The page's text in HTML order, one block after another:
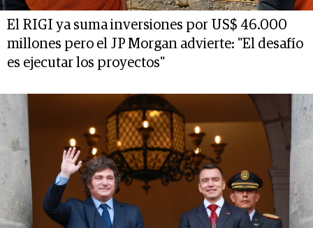
El RIGI ya suma inversiones por US$ 46.000
millones pero el JP Morgan advierte: "El desafío
es ejecutar los proyectos"